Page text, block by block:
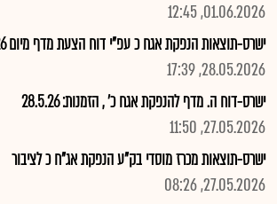
01.06.2026, 12:45
ישרס-תוצאות הנפקת אגח כ עפ"י דוח הצעת מדף מיום 27.5.26
28.05.2026, 17:39
ישרס-דוח ה. מדף להנפקת אגח כ' , הזמנות: 28.5.26
27.05.2026, 11:50
ישרס-תוצאות מכרז מוסדי בק"ע הנפקת אג"ח כ לציבור
27.05.2026, 08:26